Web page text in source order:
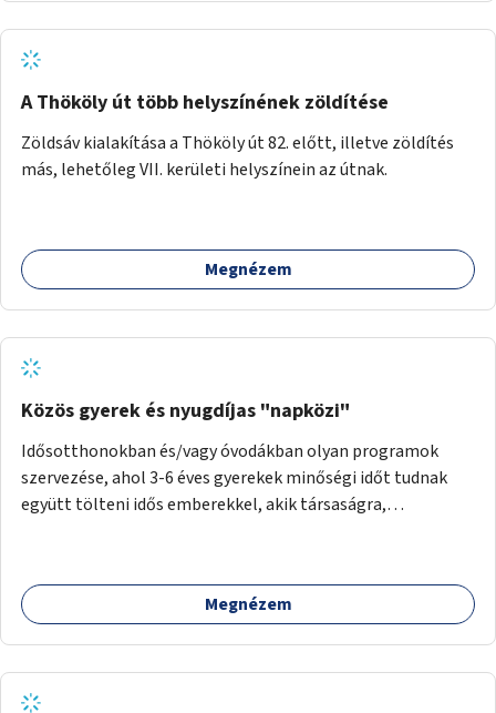
A Thököly út több helyszínének zöldítése
Zöldsáv kialakítása a Thököly út 82. előtt, illetve zöldítés
más, lehetőleg VII. kerületi helyszínein az útnak.
Megnézem
Közös gyerek és nyugdíjas "napközi"
Idősotthonokban és/vagy óvodákban olyan programok
szervezése, ahol 3-6 éves gyerekek minőségi időt tudnak
együtt tölteni idős emberekkel, akik társaságra,
Megnézem